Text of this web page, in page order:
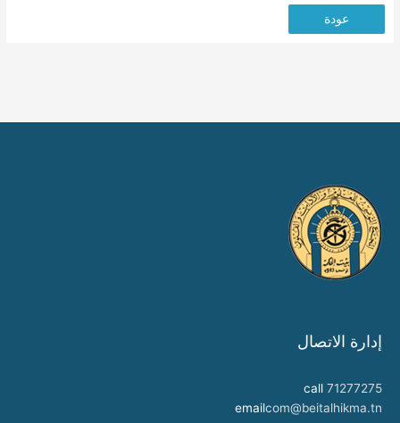
عودة
إدارة الاتصال
call 71277275
emailcom@beitalhikma.tn